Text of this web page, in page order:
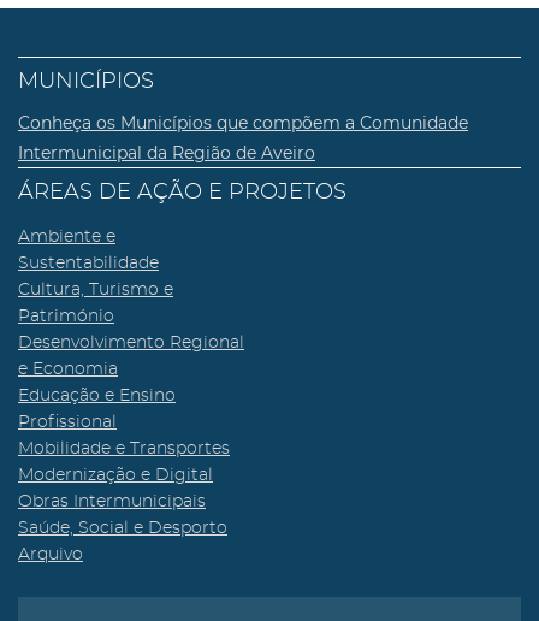
MUNICÍPIOS
Conheça os Municípios que compõem a Comunidade
Intermunicipal da Região de Aveiro
ÁREAS DE AÇÃO E PROJETOS
Ambiente e
Sustentabilidade
Cultura, Turismo e
Património
Desenvolvimento Regional
e Economia
Educação e Ensino
Profissional
Mobilidade e Transportes
Modernização e Digital
Obras Intermunicipais
Saúde, Social e Desporto
Arquivo